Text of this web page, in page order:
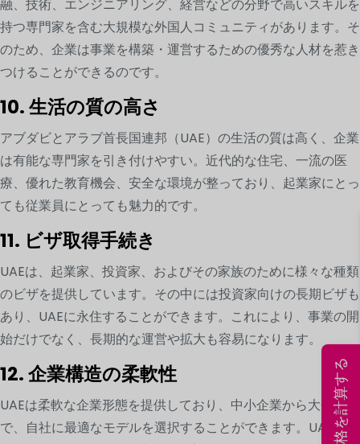
融、技術、エンジニアリング、経営などの分野で高いスキルを
持つ専門家を含む大規模な外国人コミュニティがあります。そ
のため、企業は事業を構築・運営するための優秀な人材を惹き
つけることができるのです。
10. 生活の質の高さ
アブダビとアラブ首長国連邦（UAE）の生活の質は高く、企業
は有能な専門家を引き付けやすい。近代的な住宅、一流の医
療、優れた教育機会、安全な環境が整っており、起業家にとっ
ても従業員にとっても魅力的です。
11. ビザ取得手続き
UAEは、起業家、投資家、およびその家族のために様々な種類
のビザを提供しています。その中には投資家向けの長期ビザも
あり、UAEに永住することができます。これにより、事業の開
始だけでなく、長期的な運営や拡大も容易になります。
12. 企業構造の柔軟性
UAEは柔軟な企業形態を提供しており、中小企業から大企業ま
で、自社に最適なモデルを選択することができます。UAEの企